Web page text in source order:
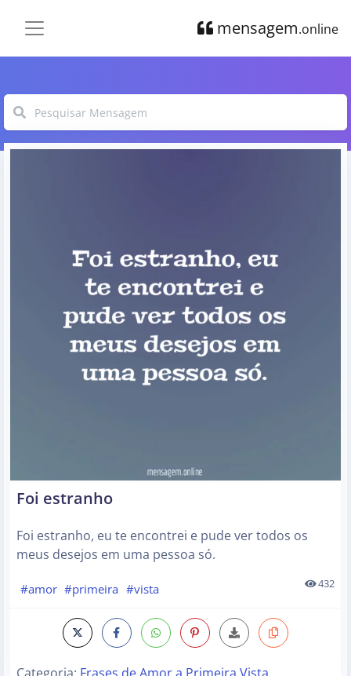
mensagem.online
Foi estranho
Foi estranho, eu te encontrei e pude ver todos os
meus desejos em uma pessoa só.
#amor #primeira #vista 432
Categoria: Frases de Amor a Primeira Vista